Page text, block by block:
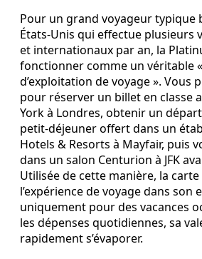
Pour un grand voyageur typique
États‑Unis qui effectue plusieurs
et internationaux par an, la
fonctionner comme un véritable
d’exploitation de voyage ». Vous
pour réserver un billet en classe
York à Londres, obtenir un
petit‑déjeuner offert dans un
Hotels & Resorts à Mayfair, puis
dans un salon Centurion à JFK
Utilisée de cette manière, la
l’expérience de voyage dans son
uniquement pour des vacances
les dépenses quotidiennes, sa
rapidement s’évaporer.